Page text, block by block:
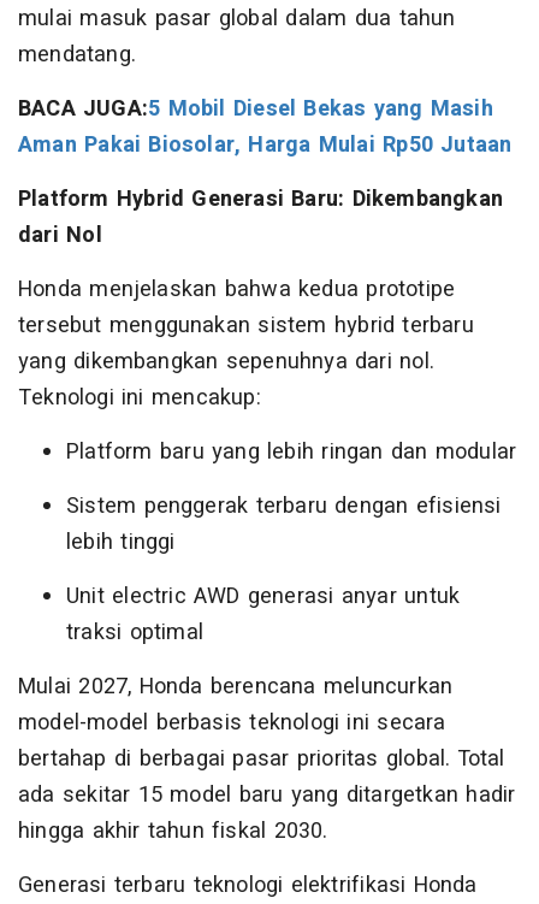
mulai masuk pasar global dalam dua tahun
mendatang.
BACA JUGA:5 Mobil Diesel Bekas yang Masih
Aman Pakai Biosolar, Harga Mulai Rp50 Jutaan
Platform Hybrid Generasi Baru: Dikembangkan
dari Nol
Honda menjelaskan bahwa kedua prototipe
tersebut menggunakan sistem hybrid terbaru
yang dikembangkan sepenuhnya dari nol.
Teknologi ini mencakup:
Platform baru yang lebih ringan dan modular
Sistem penggerak terbaru dengan efisiensi
lebih tinggi
Unit electric AWD generasi anyar untuk
traksi optimal
Mulai 2027, Honda berencana meluncurkan
model-model berbasis teknologi ini secara
bertahap di berbagai pasar prioritas global. Total
ada sekitar 15 model baru yang ditargetkan hadir
hingga akhir tahun fiskal 2030.
Generasi terbaru teknologi elektrifikasi Honda